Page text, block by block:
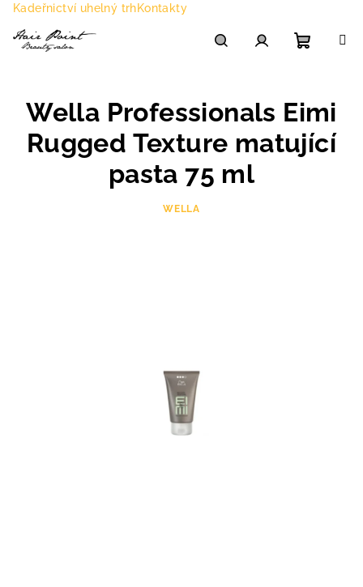
Přejít
obsah
Kadeřnictví uhelný trhKontakty
košík
Wella Professionals Eimi
Rugged Texture matující
pasta 75 ml
WELLA